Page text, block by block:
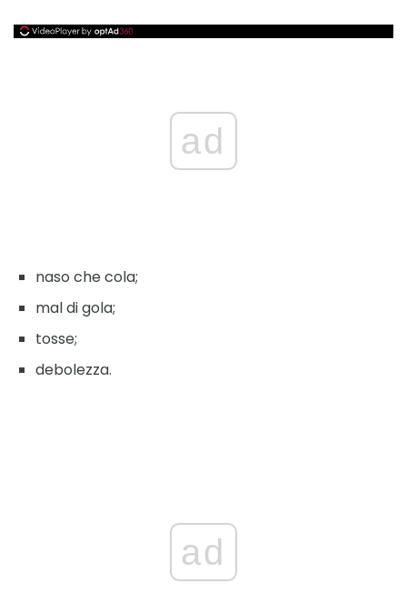
ad
naso che cola;
mal di gola;
tosse;
debolezza.
ad